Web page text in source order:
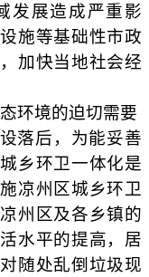
发展造成严重影
施等基础性市政
加快当地社会经
环境的迫切需要
落后，为能妥善
乡环卫一体化是
凉州区城乡环卫
州区及各乡镇的
水平的提高，居
随处乱倒垃圾现